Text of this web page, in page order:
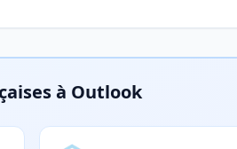
à Outlook